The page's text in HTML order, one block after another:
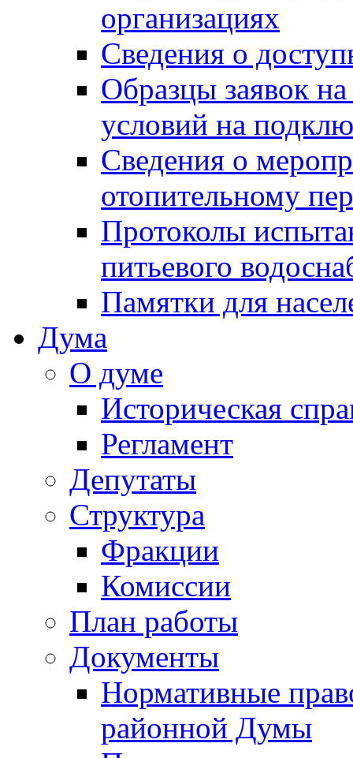
организациях
Сведения о
Образцы заявок
условий на
Сведения о
отопительному
Протоколы
питьевого
Памятки для
Дума
О думе
Историческая
Регламент
Депутаты
Структура
Фракции
Комиссии
План работы
Документы
Нормативные
районной Думы